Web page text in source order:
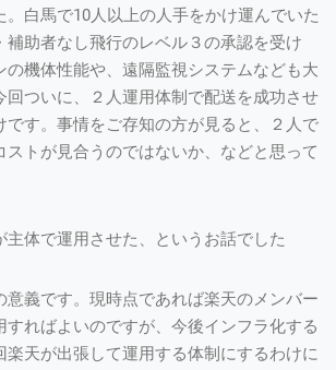
。白馬で10人以上の人手をかけ運んでいた
補助者なし飛行のレベル３の承認を受け
の機体性能や、遠隔監視システムなども大
回ついに、２人運用体制で配送を成功させ
です。事情をご存知の方が見ると、２人で
ストが見合うのではないか、などと思って
体で運用させた、というお話でした
義です。現時点であれば楽天のメンバー
すればよいのですが、今後インフラ化する
楽天が出張して運用する体制にするわけに